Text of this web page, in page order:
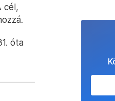
cél,
óta